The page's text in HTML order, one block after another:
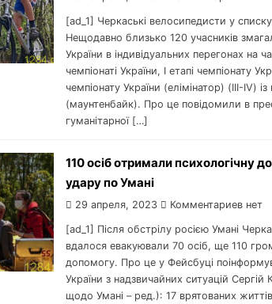
[ad_1] Черкаські велосипедисти у списку
Нещодавно близько 120 учасників
України в індивідуальних перегонах на
чемпіонаті України, І етапі чемпіонату
чемпіонату України (елімінатор) (III-IV)
(маунтенбайк). Про це повідомили в
гуманітарної […]
110 осіб отримали психологічну
удару по Умані
29 апреля, 2023 Комментариев нет
[ad_1] Після обстрілу росією Умані
вдалося евакуювали 70 осіб, ще 110
допомогу. Про це у Фейсбуці
України з надзвичайних ситуацій
щодо Умані – ред.): 17 врятованих